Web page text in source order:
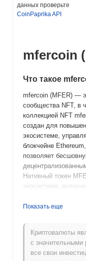
данных проверьте
CoinPaprika API
mfercoin
Что такое
mfercoin (MFER) —
сообщества NFT, в
коллекцией NFT
создан для
экосистеме,
блокчейне
позволяет
Нативный токен
экосистеме,
средство обмена
своим прочным
культурное
сочетания
позиционирование
Показать еще
Криптовалюты
с значительными
все свои